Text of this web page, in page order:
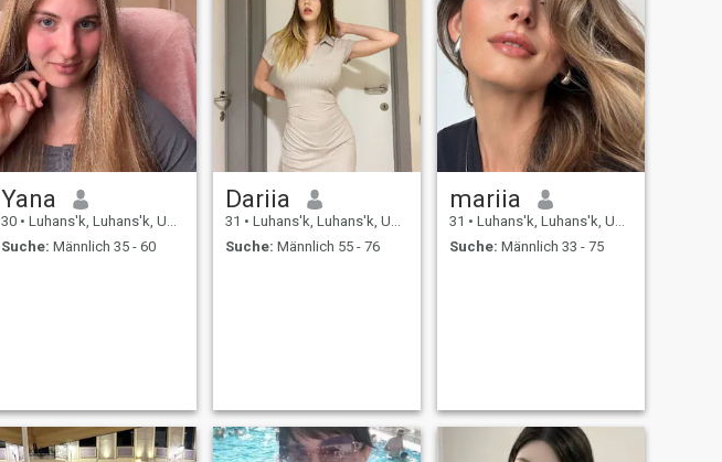
Yana
30 • Luhans'k, Luhans'k, Ukraine
Suche: Männlich 35 - 60
Dariia
31 • Luhans'k, Luhans'k, Ukraine
Suche: Männlich 55 - 76
mariia
31 • Luhans'k, Luhans'k, Ukraine
Suche: Männlich 33 - 75